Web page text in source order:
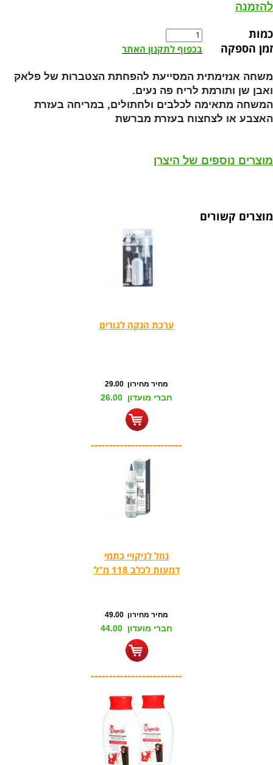
להזמנה
כמות
זמן הספקה
בכפוף לתקנון האתר
משחה אנזימתית המסייעת להפחתת הצטברות של פלאק
ואבן שן ותורמת לריח פה נעים.
המשחה מתאימה לכלבים ולחתולים, במריחה בעזרת
האצבע או לצחצוח בעזרת מברשת
מוצרים נוספים של היצרן
מוצרים קשורים
ערכת הנקה לגורים
מחיר מחירון 29.00
חברי מועדון 26.00
-------------------------
נוזל לניקויי כתמי
דמעות לכלב 118 מ"ל
מחיר מחירון 49.00
חברי מועדון 44.00
-------------------------